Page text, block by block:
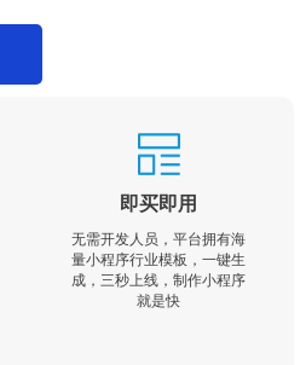
即买即用
无需开发人员，平台拥有海
量小程序行业模板，一键生
成，三秒上线，制作小程序
就是快